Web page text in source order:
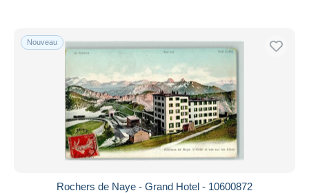
Nouveau
Rochers de Naye - Grand Hotel - 10600872